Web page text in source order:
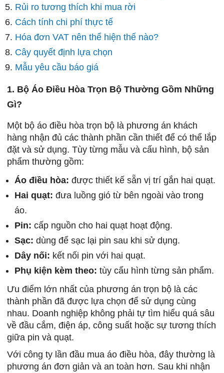
Rủi ro tương thích khi mua rời
Cách tính chi phí thực tế
Hóa đơn VAT nên thể hiện thế nào?
Cây quyết định lựa chọn
Mẫu yêu cầu báo giá
1. Bộ Áo Điều Hòa Trọn Bộ Thường Gồm Những
Gì?
Một bộ áo điều hòa trọn bộ là phương án khách
hàng nhận đủ các thành phần cần thiết để có thể lắp
đặt và sử dụng. Tùy từng mẫu và cấu hình, bộ sản
phẩm thường gồm:
Áo điều hòa: được thiết kế sẵn vị trí gắn hai quạt.
Hai quạt: đưa luồng gió từ bên ngoài vào trong
áo.
Pin: cấp nguồn cho hai quạt hoạt động.
Sạc: dùng để sạc lại pin sau khi sử dụng.
Dây nối: kết nối pin với hai quạt.
Phụ kiện kèm theo: tùy cấu hình từng sản phẩm.
Ưu điểm lớn nhất của phương án trọn bộ là các
thành phần đã được lựa chọn để sử dụng cùng
nhau. Doanh nghiệp không phải tự tìm hiểu quá sâu
về đầu cắm, điện áp, công suất hoặc sự tương thích
giữa pin và quạt.
Với công ty lần đầu mua áo điều hòa, đây thường là
phương án đơn giản và an toàn hơn. Sau khi nhận